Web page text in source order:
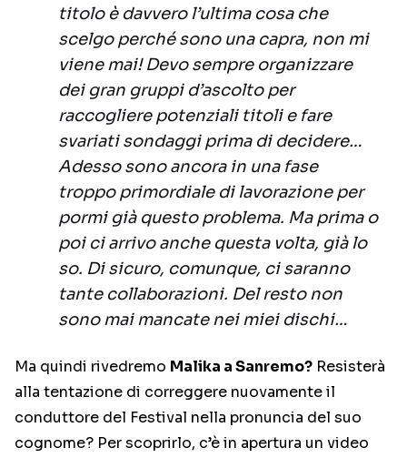
titolo è davvero l’ultima cosa che
scelgo perché sono una capra, non mi
viene mai! Devo sempre organizzare
dei gran gruppi d’ascolto per
raccogliere potenziali titoli e fare
svariati sondaggi prima di decidere…
Adesso sono ancora in una fase
troppo primordiale di lavorazione per
pormi già questo problema. Ma prima o
poi ci arrivo anche questa volta, già lo
so. Di sicuro, comunque, ci saranno
tante collaborazioni. Del resto non
sono mai mancate nei miei dischi…
Ma quindi rivedremo Malika a Sanremo? Resisterà
alla tentazione di correggere nuovamente il
conduttore del Festival nella pronuncia del suo
cognome? Per scoprirlo, c’è in apertura un video